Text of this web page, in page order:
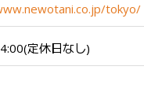
tokyo/
定休日なし)